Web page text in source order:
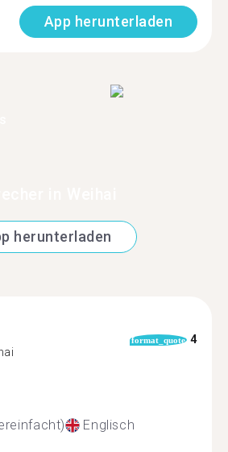
App herunterladen
herunterladen
format_quote 4
Englisch